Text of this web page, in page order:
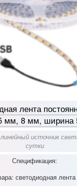
лента
мм, 8 мм, ширина
источник
сутки
Спецификация:
светодиодная